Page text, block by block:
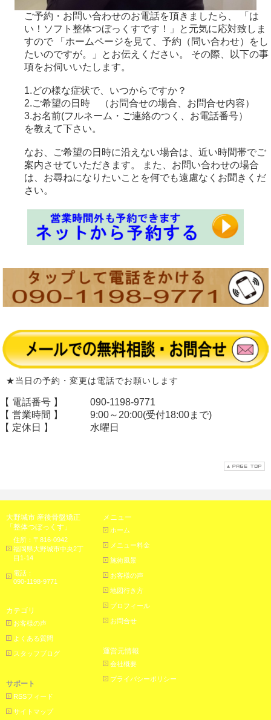
ご予約・お問い合わせのお電話を頂きましたら、 「は
い！ソフト整体つぼっくすです！」と元気に応対致しま
すので 「ホームページを見て、予約（問い合わせ）をし
たいのですが。」とお伝えください。 その際、以下の事
項をお伺いいたします。
1.どの様な症状で、いつからですか？
2.ご希望の日時 （お問合せの場合、お問合せ内容）
3.お名前(フルネーム・ご連絡のつく、お電話番号）
を教えて下さい。
なお、ご希望の日時に沿えない場合は、近い時間帯でご
案内させていただきます。 また、お問い合わせの場合
は、お尋ねになりたいことを何でも遠慮なくお聞きくだ
さい。
★当日の予約・変更は電話でお願いします
【 電話番号 】
090-1198-9771
【 営業時間 】
9:00～20:00(受付18:00まで)
【 定休日 】
水曜日
大野城市 産後骨盤矯正
「整体つぼっくす」
住所：〒816-0942
福岡県大野城市中央2丁
目1-14
電話：
090-1198-9771
メニュー
ホーム
メニュー料金
施術風景
お客様の声
地図行き方
プロフィール
お問合せ
カテゴリ
お客様の声
よくある質問
スタッフブログ 運営元情報
会社概要
プライバシーポリシー
サポート
RSSフィード
サイトマップ